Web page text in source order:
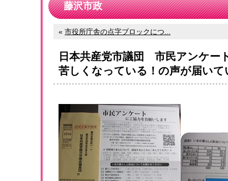
藤沢市政
« 市役所庁舎の点字ブロックにつ...
日本共産党市議団 市民アンケー
苦しくなっている！の声が届いて